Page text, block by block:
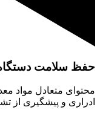
حفظ سلامت دستگاه
محتوای متعادل مواد
ادراری و پیشگیری از